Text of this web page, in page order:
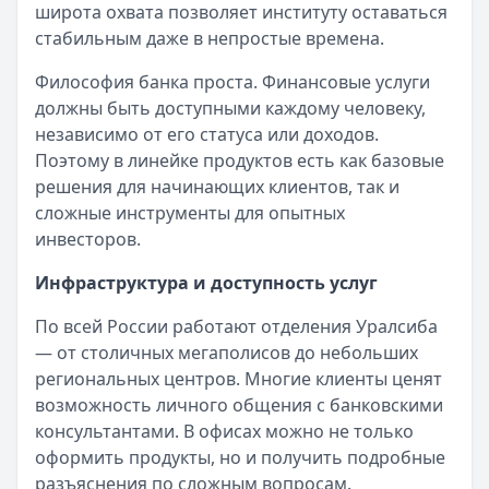
Альфа-Банк— Вторичное жилье
Рейтинг:4.9
Рейтинг:4.6
Альфа-Банк— Готовый дом без господдержки
Рейтинг:4.9
— Комбо-ипотека для семей с детьми
Рейтинг:4.6
Альфа-Банк— Новостройка
Рейтинг:4.9
ДОМ.РФ Банк
Рейтинг:4.8
Все ипотечные программы
Вклады — лучшие предложения
Газпромбанк— Накопительный счет
Рейтинг:4.6
Т-Банк— Накопительный счет
Рейтинг:4.6
Газпромбанк— Ежедневный процент
выбранной стратегии развития.
Цифровизация кардинально меняет
банковскую отрасль. Клиенты предпочитают
мобильные приложения походам в отделения.
Искусственный интеллект помогает принимать
кредитные решения. Банки вынуждены
инвестировать в технологии.
Пандемия ускорила эти процессы.
Дистанционное обслуживание стало нормой. Те
институты, которые быстро адаптировались,
получили конкурентные преимущества.
История Уралсиба демонстрирует способность
финансовых организаций приспосабливаться к
меняющимся условиям. Этот опыт остается
Категория:Кредиты
Читать статью
Все статьи
широта охвата позволяет институту оставаться
стабильным даже в непростые времена.
Философия банка проста. Финансовые услуги
должны быть доступными каждому человеку,
независимо от его статуса или доходов.
Поэтому в линейке продуктов есть как базовые
решения для начинающих клиентов, так и
сложные инструменты для опытных
инвесторов.
Инфраструктура и доступность услуг
По всей России работают отделения Уралсиба
— от столичных мегаполисов до небольших
региональных центров. Многие клиенты ценят
возможность личного общения с банковскими
консультантами. В офисах можно не только
оформить продукты, но и получить подробные
разъяснения по сложным вопросам.